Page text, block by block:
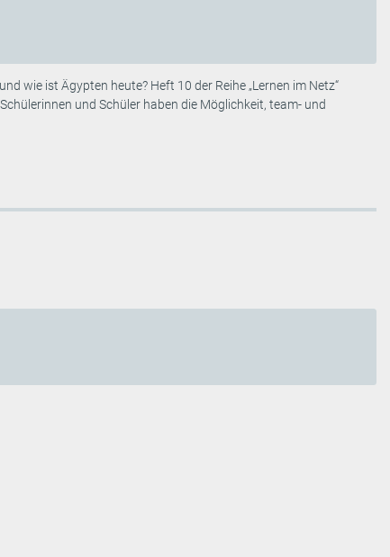
wie ist Ägypten heute? Heft 10 der Reihe „Lernen im Netz“
und Schüler haben die Möglichkeit, team- und